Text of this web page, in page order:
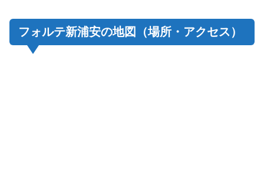
フォルテ新浦安の地図（場所・アクセス）